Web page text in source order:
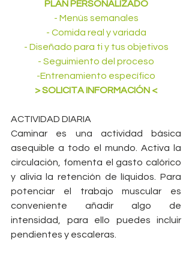
PLAN PERSONALIZADO
- Menús semanales
- Comida real y variada
- Diseñado para ti y tus objetivos
- Seguimiento del proceso
-Entrenamiento específico
> SOLICITA INFORMACIÓN <
ACTIVIDAD DIARIA
Caminar es una actividad básica
asequible a todo el mundo. Activa la
circulación, fomenta el gasto calórico
y alivia la retención de líquidos. Para
potenciar el trabajo muscular es
conveniente añadir algo de
intensidad, para ello puedes incluir
pendientes y escaleras.